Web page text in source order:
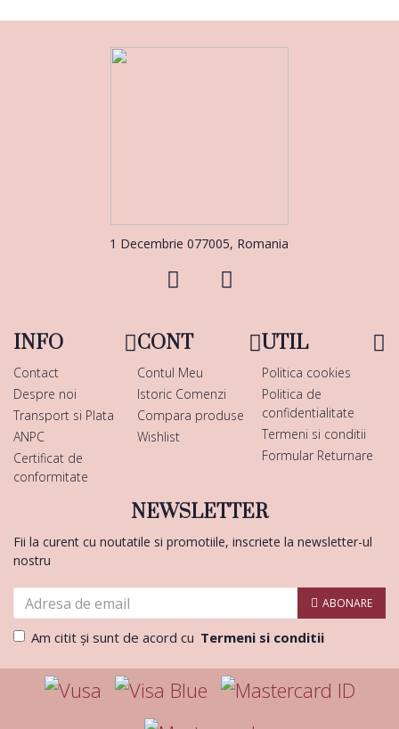
1 Decembrie 077005, Romania
INFO
Contact
Despre noi
Transport si Plata
ANPC
Certificat de
conformitate
CONT
Contul Meu
Istoric Comenzi
Compara produse
Wishlist
UTIL
Politica cookies
Politica de
confidentialitate
Termeni si conditii
Formular Returnare
NEWSLETTER
Fii la curent cu noutatile si promotiile, inscriete la newsletter-ul
nostru
ABONARE
Am citit şi sunt de acord cu Termeni si conditii